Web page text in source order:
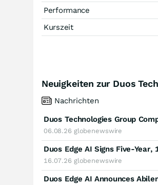
Performance
Kurszeit
Neuigkeiten zur Duos
Nachrichten
Duos Technologies Group
06.08.26 globenewswire
16.07.26 globenewswire
Duos Edge AI Announces